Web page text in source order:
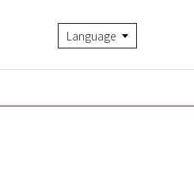
Language